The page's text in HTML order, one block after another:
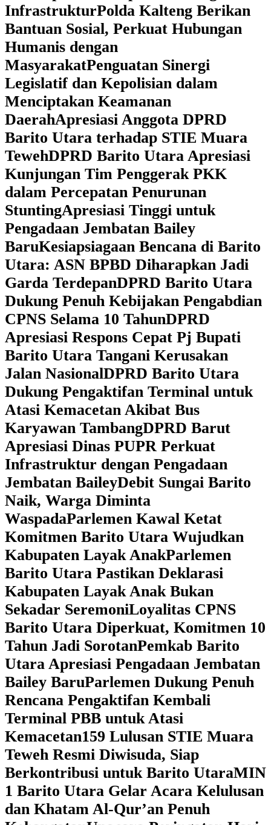
InfrastrukturPolda Kalteng Berikan
Bantuan Sosial, Perkuat Hubungan
Humanis dengan
MasyarakatPenguatan Sinergi
Legislatif dan Kepolisian dalam
Menciptakan Keamanan
DaerahApresiasi Anggota DPRD
Barito Utara terhadap STIE Muara
TewehDPRD Barito Utara Apresiasi
Kunjungan Tim Penggerak PKK
dalam Percepatan Penurunan
StuntingApresiasi Tinggi untuk
Pengadaan Jembatan Bailey
BaruKesiapsiagaan Bencana di Barito
Utara: ASN BPBD Diharapkan Jadi
Garda TerdepanDPRD Barito Utara
Dukung Penuh Kebijakan Pengabdian
CPNS Selama 10 TahunDPRD
Apresiasi Respons Cepat Pj Bupati
Barito Utara Tangani Kerusakan
Jalan NasionalDPRD Barito Utara
Dukung Pengaktifan Terminal untuk
Atasi Kemacetan Akibat Bus
Karyawan TambangDPRD Barut
Apresiasi Dinas PUPR Perkuat
Infrastruktur dengan Pengadaan
Jembatan BaileyDebit Sungai Barito
Naik, Warga Diminta
WaspadaParlemen Kawal Ketat
Komitmen Barito Utara Wujudkan
Kabupaten Layak AnakParlemen
Barito Utara Pastikan Deklarasi
Kabupaten Layak Anak Bukan
Sekadar SeremoniLoyalitas CPNS
Barito Utara Diperkuat, Komitmen 10
Tahun Jadi SorotanPemkab Barito
Utara Apresiasi Pengadaan Jembatan
Bailey BaruParlemen Dukung Penuh
Rencana Pengaktifan Kembali
Terminal PBB untuk Atasi
Kemacetan159 Lulusan STIE Muara
Teweh Resmi Diwisuda, Siap
Berkontribusi untuk Barito UtaraMIN
1 Barito Utara Gelar Acara Kelulusan
dan Khatam Al-Qur’an Penuh